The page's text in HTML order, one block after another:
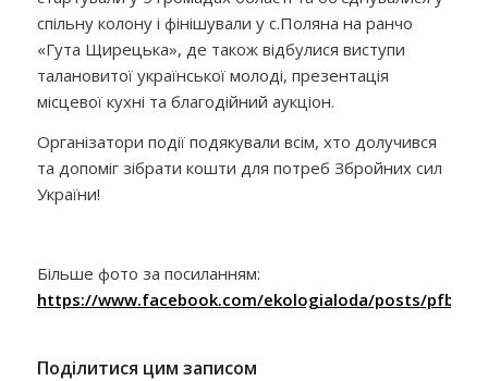
спільну колону і фінішували у с.Поляна на ранчо
«Гута Щирецька», де також відбулися виступи
талановитої української молоді, презентація
місцевої кухні та благодійний аукціон.
Організатори події подякували всім, хто долучився
та допоміг зібрати кошти для потреб Збройних сил
України!
Більше фото за посиланням:
https://www.facebook.com/ekologialoda/posts/
Поділитися цим записом